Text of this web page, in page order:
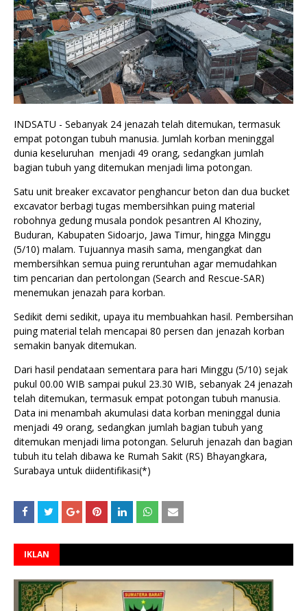
INDSATU - Sebanyak 24 jenazah telah ditemukan, termasuk
empat potongan tubuh manusia. Jumlah korban meninggal
dunia keseluruhan menjadi 49 orang, sedangkan jumlah
bagian tubuh yang ditemukan menjadi lima potongan.
Satu unit breaker excavator penghancur beton dan dua bucket
excavator berbagi tugas membersihkan puing material
robohnya gedung musala pondok pesantren Al Khoziny,
Buduran, Kabupaten Sidoarjo, Jawa Timur, hingga Minggu
(5/10) malam. Tujuannya masih sama, mengangkat dan
membersihkan semua puing reruntuhan agar memudahkan
tim pencarian dan pertolongan (Search and Rescue-SAR)
menemukan jenazah para korban.
Sedikit demi sedikit, upaya itu membuahkan hasil. Pembersihan
puing material telah mencapai 80 persen dan jenazah korban
semakin banyak ditemukan.
Dari hasil pendataan sementara para hari Minggu (5/10) sejak
pukul 00.00 WIB sampai pukul 23.30 WIB, sebanyak 24 jenazah
telah ditemukan, termasuk empat potongan tubuh manusia.
Data ini menambah akumulasi data korban meninggal dunia
menjadi 49 orang, sedangkan jumlah bagian tubuh yang
ditemukan menjadi lima potongan. Seluruh jenazah dan bagian
tubuh itu telah dibawa ke Rumah Sakit (RS) Bhayangkara,
Surabaya untuk diidentifikasi(*)
IKLAN